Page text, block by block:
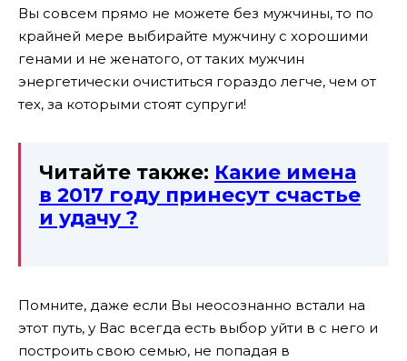
Вы совсем прямо не можете без мужчины, то по
крайней мере выбирайте мужчину с хорошими
генами и не женатого, от таких мужчин
энергетически очиститься гораздо легче, чем от
тех, за которыми стоят супруги!
Читайте также: Какие имена
в 2017 году принесут счастье
и удачу ?
Помните, даже если Вы неосознанно встали на
этот путь, у Вас всегда есть выбор уйти в с него и
построить свою семью, не попадая в